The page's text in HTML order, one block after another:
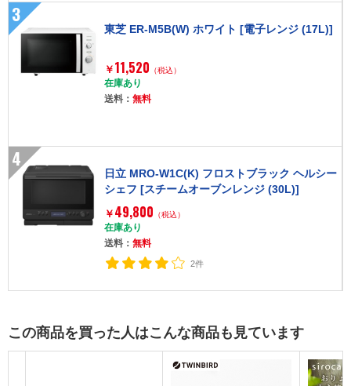
3
東芝 ER-M5B(W) ホワイト [電子レンジ (17L)]
￥ 11,520 （税込）
在庫あり
送料：無料
4
日立 MRO-W1C(K) フロストブラック ヘルシー
シェフ [スチームオーブンレンジ (30L)]
￥ 49,800 （税込）
在庫あり
送料：無料
2件
この商品を買った人はこんな商品も見ています